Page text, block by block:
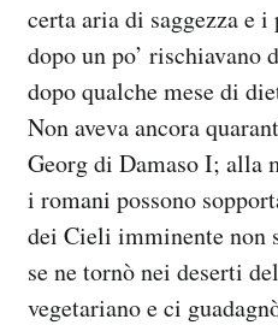
certa aria di saggezza e
dopo un po’
dopo qualche mese di
Non aveva ancora
Georg di Damaso I; alla
i romani possono
dei Cieli imminente non
se ne tornò nei deserti
vegetariano e ci